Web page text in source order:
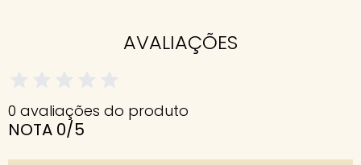
AVALIAÇÕES
0 avaliações do produto
NOTA 0/5